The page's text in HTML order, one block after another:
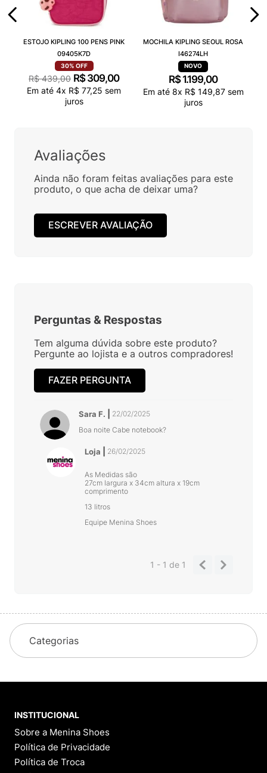
ESTOJO KIPLING 100 PENS PINK
09405K7D
30% OFF
R$ 439,00 R$ 309,00
Em até 4x R$ 77,25 sem
juros
MOCHILA KIPLING SEOUL ROSA
I46274LH
R$ 1.199,00
Em até 8x R$ 149,87sem
juros
Avaliações
Ainda não foram feitas avaliações para este
produto, o que acha de deixar uma?
ESCREVER AVALIAÇÃO
Perguntas & Respostas
Tem alguma dúvida sobre este produto?
Pergunte ao lojista e a outros compradores!
FAZER PERGUNTA
Sara F.
22/02/2025
Boa noite Cabe notebook?
Loja 26/02/2025
As Medidas são
27cm largura x 34cm altura x 19cm
comprimento
13 litros
Equipe Menina Shoes
1 - 1de 1
Categorias
INSTITUCIONAL
Sobre a Menina Shoes
Política de Privacidade
Política de Troca